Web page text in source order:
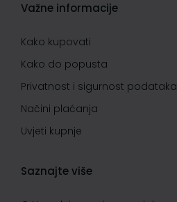
Važne informacije
Kako kupovati
Kako do popusta
Privatnost i sigurnost podataka
Načini plaćanja
Uvjeti kupnje
Saznajte više